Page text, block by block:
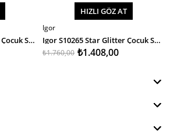
Igor S10271 Tobby Solid Çocuk Sandalet
SEPETE EKLE
HIZLI GÖZ AT
Igor
Igor S10265 Star Glitter Çocuk Sandalet
₺1.408,00
₺1.760,00